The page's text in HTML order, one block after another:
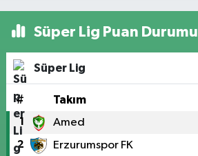
Süper Lig Puan Durumu
Süper Lig
# Takım
1 Amed
2 Erzurumspor FK